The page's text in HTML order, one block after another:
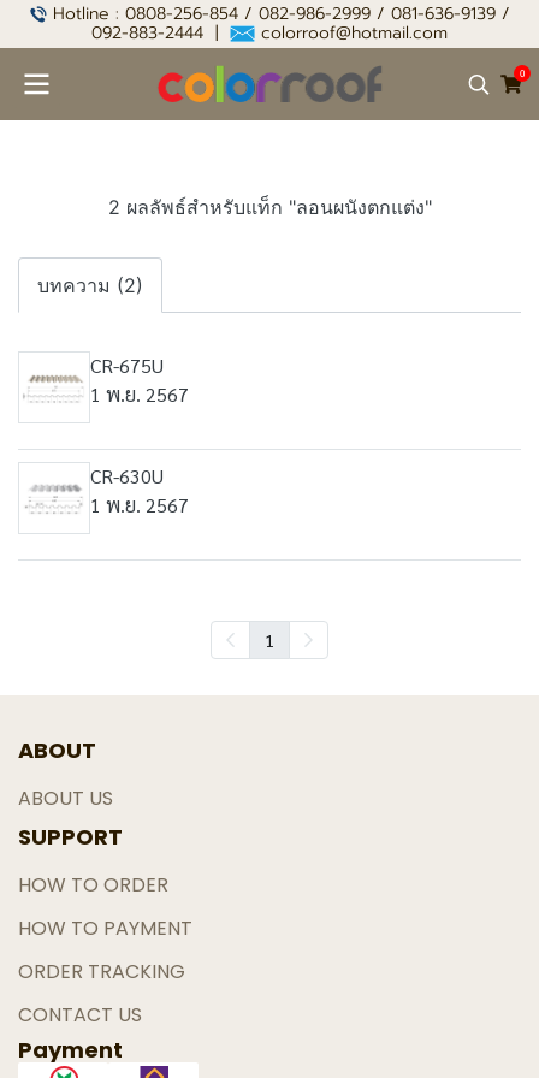
Hotline : 0808-256-854 / 082-986-2999 / 081-636-9139 /
092-883-2444 | colorroof@hotmail.com
0
2 ผลลัพธ์สำหรับแท็ก "ลอนผนังตกแต่ง"
บทความ (2)
CR-675U
1 พ.ย. 2567
CR-630U
1 พ.ย. 2567
1
ABOUT
ABOUT US
SUPPORT
HOW TO ORDER
HOW TO PAYMENT
ORDER TRACKING
CONTACT US
Payment